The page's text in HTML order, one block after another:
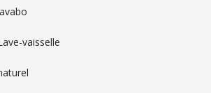
vaisselle